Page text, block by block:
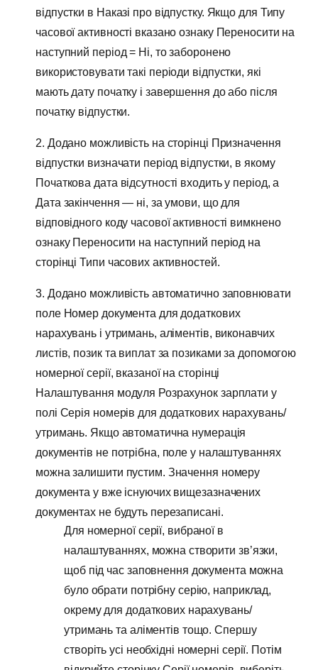
відпустки в Наказі про відпустку. Якщо для Типу
часової активності вказано ознаку Переносити на
наступний період = Ні, то заборонено
використовувати такі періоди відпустки, які
мають дату початку і завершення до або після
початку відпустки.
2. Додано можливість на сторінці Призначення
відпустки визначати період відпустки, в якому
Початкова дата відсутності входить у період, а
Дата закінчення — ні, за умови, що для
відповідного коду часової активності вимкнено
ознаку Переносити на наступний період на
сторінці Типи часових активностей.
3. Додано можливість автоматично заповнювати
поле Номер документа для додаткових
нарахувань і утримань, аліментів, виконавчих
листів, позик та виплат за позиками за допомогою
номерної серії, вказаної на сторінці
Налаштування модуля Розрахунок зарплати у
полі Серія номерів для додаткових нарахувань/
утримань. Якщо автоматична нумерація
документів не потрібна, поле у налаштуваннях
можна залишити пустим. Значення номеру
документа у вже існуючих вищезазначених
документах не будуть перезаписані.
Для номерної серії, вибраної в
налаштуваннях, можна створити зв’язки,
щоб під час заповнення документа можна
було обрати потрібну серію, наприклад,
окрему для додаткових нарахувань/
утримань та аліментів тощо. Спершу
створіть усі необхідні номерні серії. Потім